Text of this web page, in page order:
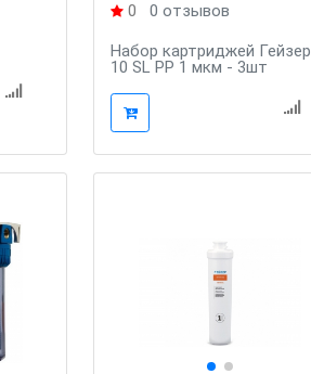
0 0 отзывов
Набор картриджей Гейзер
10 SL PP 1 мкм - 3шт